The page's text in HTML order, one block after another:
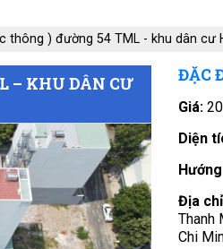
thông ) đường 54 TML - khu dân cư
– KHU DÂN CƯ
ĐẶC
Giá:
Diện
Địa
Thanh
Chi